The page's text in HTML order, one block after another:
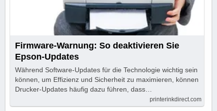
Firmware-Warnung: So deaktivieren Sie
Epson-Updates
Während Software-Updates für die Technologie wichtig sein
können, um Effizienz und Sicherheit zu maximieren, können
Drucker-Updates häufig dazu führen, dass…
printerinkdirect.com